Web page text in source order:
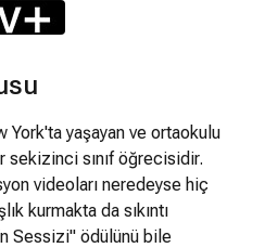
York'ta yaşayan ve ortaokulu
sınıf öğrecisidir.
videoları neredeyse hiç
kurmakta da sıkıntı
Sessizi" ödülünü bile